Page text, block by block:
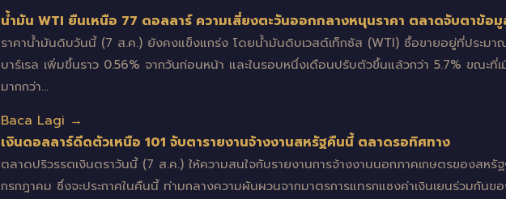
น้ำมัน WTI ยืนเหนือ 77 ดอลลาร์ ความเสี่ยงตะวันออกกลางหนุนราคา ตลาดจับตาข้อ
ราคาน้ำมันดิบวันนี้ (7 ส.ค.) ยังคงแข็งแกร่ง โดยน้ำมันดิบเวสต์เท็กซัส (WTI) ซื้อขายอยู่ที่ประม
บาร์เรล เพิ่มขึ้นราว 0.56% จากวันก่อนหน้า และในรอบหนึ่งเดือนปรับตัวขึ้นแล้วกว่า 5.7% ขณะที่
มากกว่า…
Baca Lagi →
เงินดอลลาร์ดีดตัวเหนือ 101 จับตารายงานจ้างงานสหรัฐคืนนี้ ตลาดรอทิศทาง
ตลาดปริวรรตเงินตราวันนี้ (7 ส.ค.) ให้ความสนใจกับรายงานการจ้างงานนอกภาคเกษตรของสหรัฐ
กรกฎาคม ซึ่งจะประกาศในคืนนี้ ท่ามกลางความผันผวนจากมาตรการแทรกแซงค่าเงินเยนร่วมกัน